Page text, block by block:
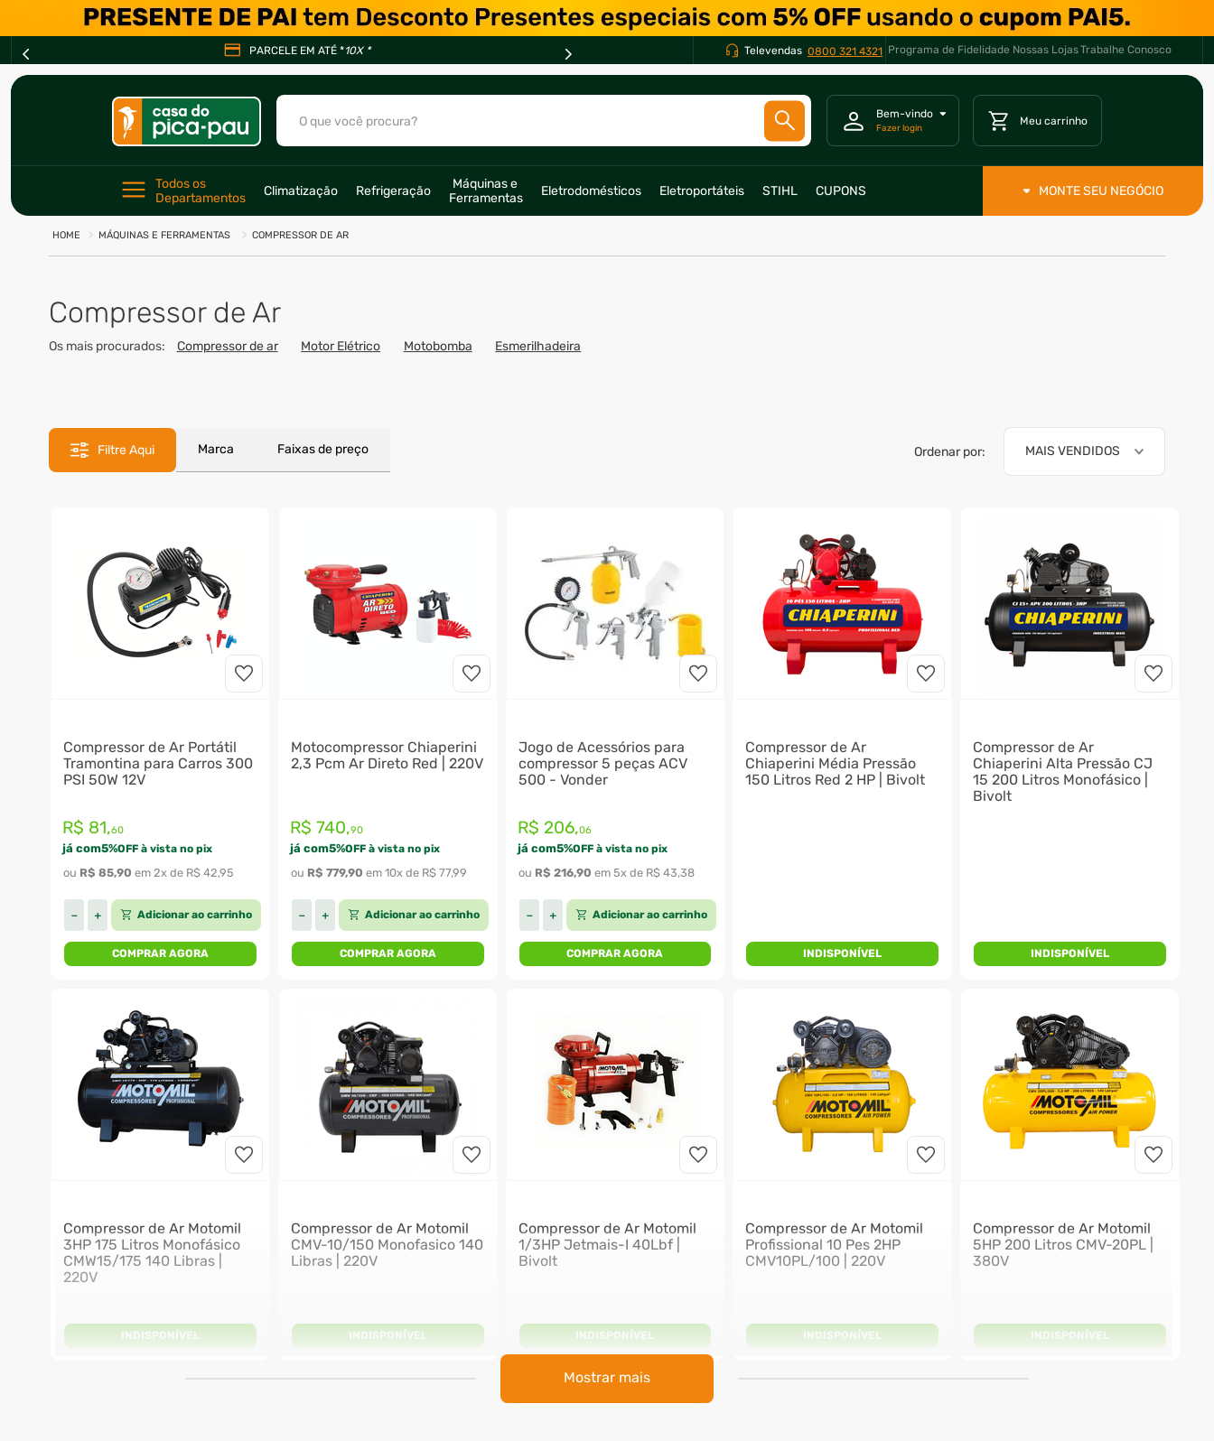
PARCELE EM ATÉ *10X * Televendas 0800 321 4321 Programa de Fidelidade Nossas LojasTrabalhe Conosco
O que você procura?
Todos os
Departamentos
Climatização Refrigeração
Máquinas e
Ferramentas
Eletrodomésticos Eletroportáteis STIHL CUPONS MONTE SEU NEGÓCIO
MÁQUINAS E FERRAMENTAS COMPRESSOR DE AR
Compressor de Ar
Os mais procurados: Compressor de ar Motor Elétrico Motobomba Esmerilhadeira
Filtre Aqui Marca Faixas de preço Ordenar por: MAIS VENDIDOS
Compressor de Ar Portátil
Tramontina para Carros 300
PSI 50W 12V
já com5%OFF à vista no pix
R$ 81,60
ou R$ 85,90 em 2x de R$ 42,95
＋
－ Adicionar ao carrinho
COMPRAR AGORA
Motocompressor Chiaperini
2,3 Pcm Ar Direto Red | 220V
já com5%OFF à vista no pix
R$ 740,90
ou R$ 779,90 em 10x de R$ 77,99
＋
－ Adicionar ao carrinho
COMPRAR AGORA
Jogo de Acessórios para
compressor 5 peças ACV
500 - Vonder
já com5%OFF à vista no pix
R$ 206,06
ou R$ 216,90 em 5x de R$ 43,38
＋
－ Adicionar ao carrinho
COMPRAR AGORA
Compressor de Ar
Chiaperini Média Pressão
150 Litros Red 2 HP | Bivolt
INDISPONÍVEL
Compressor de Ar
Chiaperini Alta Pressão CJ
15 200 Litros Monofásico |
Bivolt
INDISPONÍVEL
Compressor de Ar Motomil
3HP 175 Litros Monofásico
CMW15/175 140 Libras |
220V
INDISPONÍVEL
Compressor de Ar Motomil
CMV-10/150 Monofasico 140
Libras | 220V
INDISPONÍVEL
Compressor de Ar Motomil
1/3HP Jetmais-I 40Lbf |
Bivolt
INDISPONÍVEL
Compressor de Ar Motomil
Profissional 10 Pes 2HP
CMV10PL/100 | 220V
INDISPONÍVEL
Compressor de Ar Motomil
5HP 200 Litros CMV-20PL |
380V
INDISPONÍVEL
Mostrar mais
TERMOS MAIS BUSCADOS
1º
ar condicionado
2º
fogão
3º
freezer
º
cervejeira
9º
lavadora